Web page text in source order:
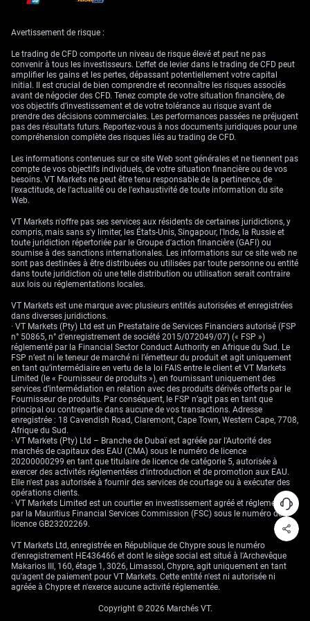
Investissements
Le football se joue en passes; il s’agit de distribuer le
ballon à travers le terrain pour réduire les risques et
augmenter les chances de marquer. En trading, la
diversification joue ce rôle. Investir dans une variété de
paires de devises ou d’instruments financiers peut
réduire l’exposition au risque et augmenter les
tout le terrain pour avancer.
Le succès dans le football nécessite endurance et
vision à long terme, des qualités tout aussi essentielles
pour les traders. Les fluctuations à court terme ne
doivent pas détourner de la stratégie globale. Un trader
ajustant ses tactiques au besoin tout en restant fidèle à
sa stratégie initiale.
6. Analyse de l’Adversaire – Analyse de Marché
Tout bon footballeur analyse son adversaire pour
anticiper ses mouvements. De même, un trader efficace
utilise l’analyse technique et fondamentale pour prévoir
les fluctuations du marché et ajuster ses stratégies en
conséquence. Comprendre les forces et faiblesses des
différentes économies ou devises peut s’avérer aussi
crucial que de connaître son adversaire sur le terrain.
Conclure en Beauté : Intégrer les Stratégies de Football
dans le Trading Forex
En appliquant desstratégies de football au trading
Forex, les traders peuvent renforcer leurs compétences
analytiques et stratégiques, augmentant ainsi leurs
Avertissement de risque :
Le trading de CFD comporte un niveau de risque élevé et peut ne pas
convenir à tous les investisseurs. L'effet de levier dans le trading de CFD peut
amplifier les gains et les pertes, dépassant potentiellement votre capital
initial. Il est crucial de bien comprendre et reconnaître les risques associés
avant de négocier des CFD. Tenez compte de votre situation financière, de
vos objectifs d’investissement et de votre tolérance au risque avant de
prendre des décisions commerciales. Les performances passées ne préjugent
pas des résultats futurs. Reportez-vous à nos documents juridiques pour une
compréhension complète des risques liés au trading de CFD.
Les informations contenues sur ce site Web sont générales et ne tiennent pas
compte de vos objectifs individuels, de votre situation financière ou de vos
besoins. VT Markets ne peut être tenu responsable de la pertinence, de
l'exactitude, de l'actualité ou de l'exhaustivité de toute information du site
Web.
VT Markets n'offre pas ses services aux résidents de certaines juridictions, y
compris, mais sans s'y limiter, les États-Unis, Singapour, l'Inde, la Russie et
toute juridiction répertoriée par le Groupe d'action financière (GAFI) ou
soumise à des sanctions internationales. Les informations sur ce site web ne
sont pas destinées à être distribuées ou utilisées par toute personne ou entité
dans toute juridiction où une telle distribution ou utilisation serait contraire
aux lois ou réglementations locales.
VT Markets est une marque avec plusieurs entités autorisées et enregistrées
dans diverses juridictions.
· VT Markets (Pty) Ltd est un Prestataire de Services Financiers autorisé (FSP
n° 50865, n° d’enregistrement de société 2015/072049/07) (« FSP »)
réglementé par la Financial Sector Conduct Authority en Afrique du Sud. Le
FSP n’est ni le teneur de marché ni l’émetteur du produit et agit uniquement
en tant qu’intermédiaire en vertu de la loi FAIS entre le client et VT Markets
Limited (le « Fournisseur de produits »), en fournissant uniquement des
services d’intermédiation en relation avec des produits dérivés offerts par le
Fournisseur de produits. Par conséquent, le FSP n’agit pas en tant que
principal ou contrepartie dans aucune de vos transactions. Adresse
enregistrée : 18 Cavendish Road, Claremont, Cape Town, Western Cape, 7708,
Afrique du Sud.
· VT Markets (Pty) Ltd – Branche de Dubaï est agréée par l'Autorité des
marchés de capitaux des EAU (CMA) sous le numéro de licence
20200000299 en tant que titulaire de licence de catégorie 5, autorisée à
exercer des activités réglementées d'introduction et de promotion aux EAU.
Elle n'est pas autorisée à fournir des services de courtage ou à exécuter des
opérations clients.
· VT Markets Limited est un courtier en investissement agréé et réglementé
par la Mauritius Financial Services Commission (FSC) sous le numéro de
licence GB23202269.
VT Markets Ltd, enregistrée en République de Chypre sous le numéro
d'enregistrement HE436466 et dont le siège social est situé à l'Archevêque
Makarios III, 160, étage 1, 3026, Limassol, Chypre, agit uniquement en tant
qu'agent de paiement pour VT Markets. Cette entité n'est ni autorisée ni
agréée à Chypre et n'exerce aucune activité réglementée.
Copyright © 2026 Marchés VT.